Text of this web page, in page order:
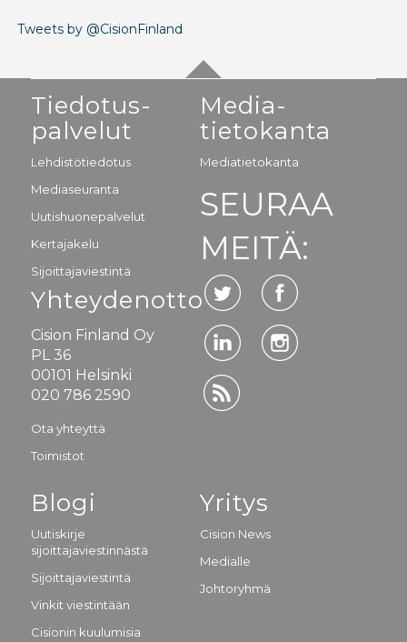
Tweets by @CisionFinland
Tiedotus-
palvelut
Lehdistötiedotus
Mediaseuranta
Uutishuonepalvelut
Kertajakelu
Sijoittajaviestintä
Yhteydenotto
Cision Finland Oy
PL 36
00101 Helsinki
020 786 2590
Ota yhteyttä
Toimistot
Media-
tietokanta
Mediatietokanta
SEURAA
MEITÄ:
Blogi
Uutiskirje
sijoittajaviestinnästä
Sijoittajaviestintä
Vinkit viestintään
Cisionin kuulumisia
Yritys
Cision News
Medialle
Johtoryhmä